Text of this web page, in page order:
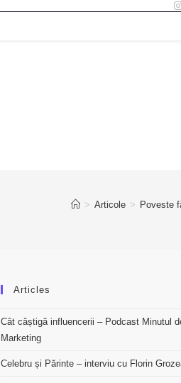
> Articole > Poveste
Articles
Cât câștigă influencerii – Podcast Minutul
Marketing
Celebru și Părinte – interviu cu Florin